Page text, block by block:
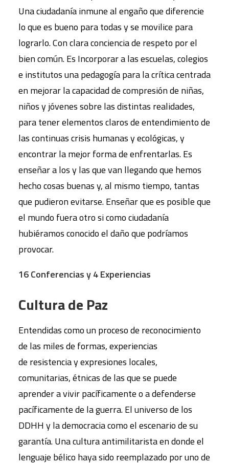
Una ciudadanía inmune al engaño que diferencie
lo que es bueno para todas y se movilice para
lograrlo. Con clara conciencia de respeto por el
bien común. Es Incorporar a las escuelas, colegios
e institutos una pedagogía para la crítica centrada
en mejorar la capacidad de compresión de niñas,
niños y jóvenes sobre las distintas realidades,
para tener elementos claros de entendimiento de
las continuas crisis humanas y ecológicas, y
encontrar la mejor forma de enfrentarlas. Es
enseñar a los y las que van llegando que hemos
hecho cosas buenas y, al mismo tiempo, tantas
que pudieron evitarse. Enseñar que es posible que
el mundo fuera otro si como ciudadanía
hubiéramos conocido el daño que podríamos
provocar.
16 Conferencias y 4 Experiencias
Cultura de Paz
Entendidas como un proceso de reconocimiento
de las miles de formas, experiencias
de resistencia y expresiones locales,
comunitarias, étnicas de las que se puede
aprender a vivir pacíficamente o a defenderse
pacíficamente de la guerra. El universo de los
DDHH y la democracia como el escenario de su
garantía. Una cultura antimilitarista en donde el
lenguaje bélico haya sido reemplazado por uno de